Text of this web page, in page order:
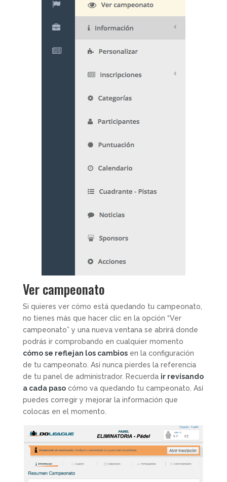
Ver campeonato
Si quieres ver cómo está quedando tu campeonato,
no tienes más que hacer clic en la opción “Ver
campeonato” y una nueva ventana se abrirá donde
podrás ir comprobando en cualquier momento
cómo se reflejan los cambiosen la configuración
de tu campeonato. Así nunca pierdes la referencia
de tu panel de administrador. Recuerda ir revisando
a cada pasocómo va quedando tu campeonato. Así
puedes corregir y mejorar la información que
colocas en el momento.